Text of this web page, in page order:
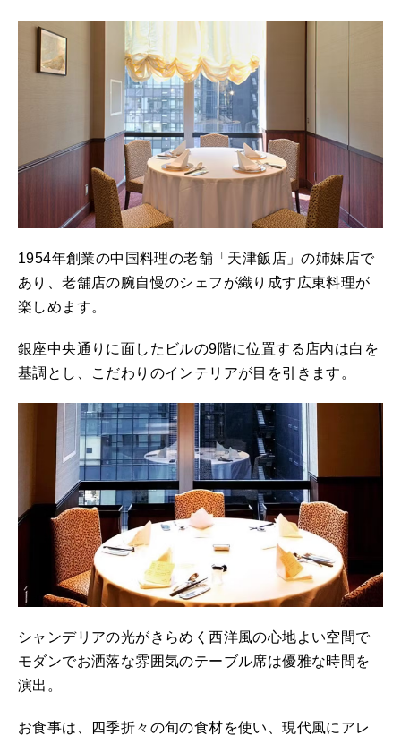
1954年創業の中国料理の老舗「天津飯店」の姉妹店で
あり、老舗店の腕自慢のシェフが織り成す広東料理が
楽しめます。
銀座中央通りに面したビルの9階に位置する店内は白を
基調とし、こだわりのインテリアが目を引きます。
シャンデリアの光がきらめく西洋風の心地よい空間で
モダンでお洒落な雰囲気のテーブル席は優雅な時間を
演出。
お食事は、四季折々の旬の食材を使い、現代風にアレ